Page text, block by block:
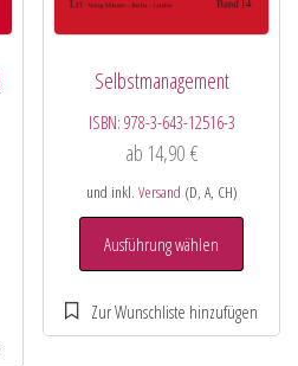
Selbstmanagement
ISBN: 978-3-643-12516-3
ab 14,90 €
und inkl. Versand (D, A, CH)
Ausführung wählen